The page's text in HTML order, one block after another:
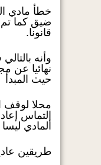
خطأ مادي
ضيق كما
قانونا.
وأنه
نهائيا عن
حيث المبدأ
محلا لوقف
إلتماس
المادي ليسا
طريقين